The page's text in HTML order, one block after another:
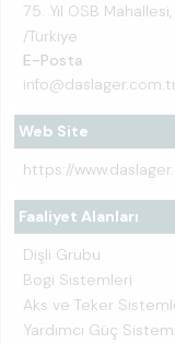
75. Yıl OSB
/Türkiye
E-Posta
info@daslager.com.tr
Web Site
https://
Faaliyet Alanları
Dişli Grubu
Bogi Sistemleri
Aks ve Teker
Yardımcı Güç